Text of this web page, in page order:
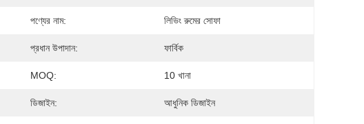
পণ্যের নাম: লিভিং রুমের সোফা
প্রধান উপাদান: ফার্বিক
MOQ: 10 খানা
ডিজাইন: আধুনিক ডিজাইন